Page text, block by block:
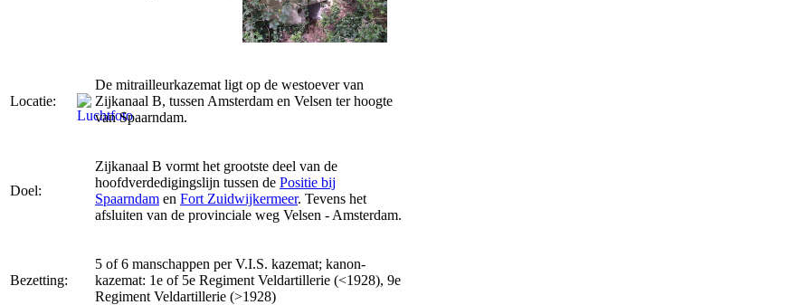
Locatie:
De mitrailleurkazemat ligt op de westoever van
Zijkanaal B, tussen Amsterdam en Velsen ter hoogte
van Spaarndam.
Doel:
Zijkanaal B vormt het grootste deel van de
hoofdverdedigingslijn tussen de Positie bij
Spaarndam en Fort Zuidwijkermeer. Tevens het
afsluiten van de provinciale weg Velsen - Amsterdam.
Bezetting:
5 of 6 manschappen per V.I.S. kazemat; kanon-
kazemat: 1e of 5e Regiment Veldartillerie (<1928), 9e
Regiment Veldartillerie (>1928)